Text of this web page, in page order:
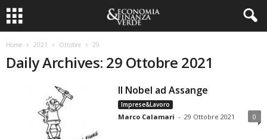
Home 2021 Ottobre 29
Daily Archives: 29 Ottobre 2021
Il Nobel ad Assange
Imprese&Lavoro
Marco Calamari - 29 Ottobre 2021 0